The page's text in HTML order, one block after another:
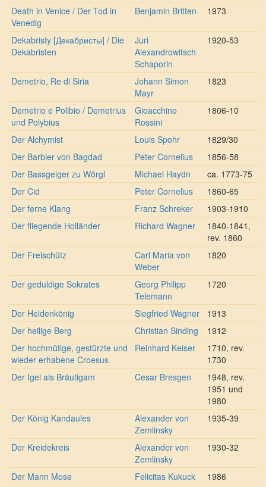
Death in Venice / Der Tod in
Venedig
Benjamin Britten 1973
Dekabristy [Декабристы] / Die
Dekabristen
Juri
Alexandrowitsch
Schaporin
1920-53
Demetrio, Re di Siria
Johann Simon
Mayr
1823
Demetrio e Polibio / Demetrius
und Polybius
Gioacchino
Rossini
1806-10
Der Alchymist Louis Spohr
1829/30
Der Barbier von Bagdad
Peter Cornelius
1856-58
Der Bassgeiger zu Wörgl
Michael Haydn
ca. 1773-75
Der Cid
Peter Cornelius
1860-65
Der ferne Klang
Franz Schreker
1903-1910
Der fliegende Holländer
Richard Wagner
1840-1841,
rev. 1860
Der Freischütz
Carl Maria von
Weber
1820
Der geduldige Sokrates
Georg Philipp
Telemann
1720
Der Heidenkönig Siegfried Wagner
1913
Der heilige Berg
Christian Sinding
1912
Der hochmütige, gestürzte und
wieder erhabene Croesus
Reinhard Keiser
1710, rev.
1730
Der Igel als Bräutigam
Cesar Bresgen
1948, rev.
1951 und
1980
Der König Kandaules
Alexander von
Zemlinsky
1935-39
Der Kreidekreis
Alexander von
Zemlinsky
1930-32
Der Mann Mose Felicitas Kukuck
1986